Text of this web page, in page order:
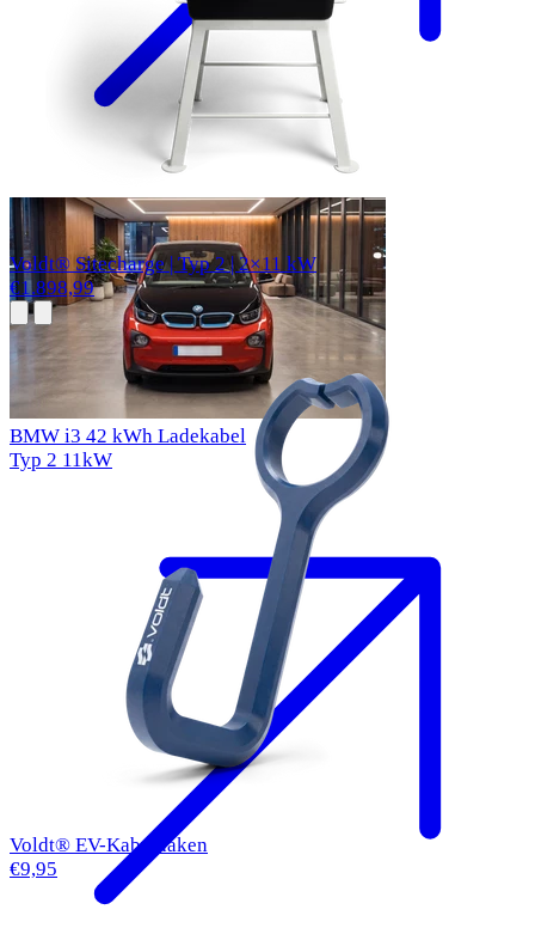
BMW i3 42 kWh Ladekabel
Typ 2 11kW
Voldt® Sitecharge | Typ 2 | 2×11 kW
€1.898,99
Voldt® EV-Kabelhaken
€9,95